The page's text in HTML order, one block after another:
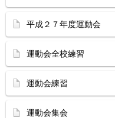
平成２７年度運動会
運動会全校練習
運動会練習
運動会集会